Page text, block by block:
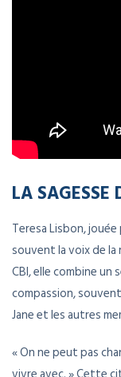
LA SAGESSE
Teresa Lisbon,
souvent la voix de la
CBI, elle combine
compassion,
Jane et les autres
« On ne peut pas